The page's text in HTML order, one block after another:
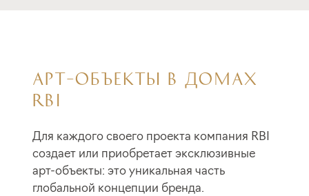
АРТ–ОБЪЕКТЫ В ДОМАХ
RBI
Для каждого своего проекта компания RBI
cоздает или приобретает эксклюзивные
арт-объекты: это уникальная часть
глобальной концепции бренда.